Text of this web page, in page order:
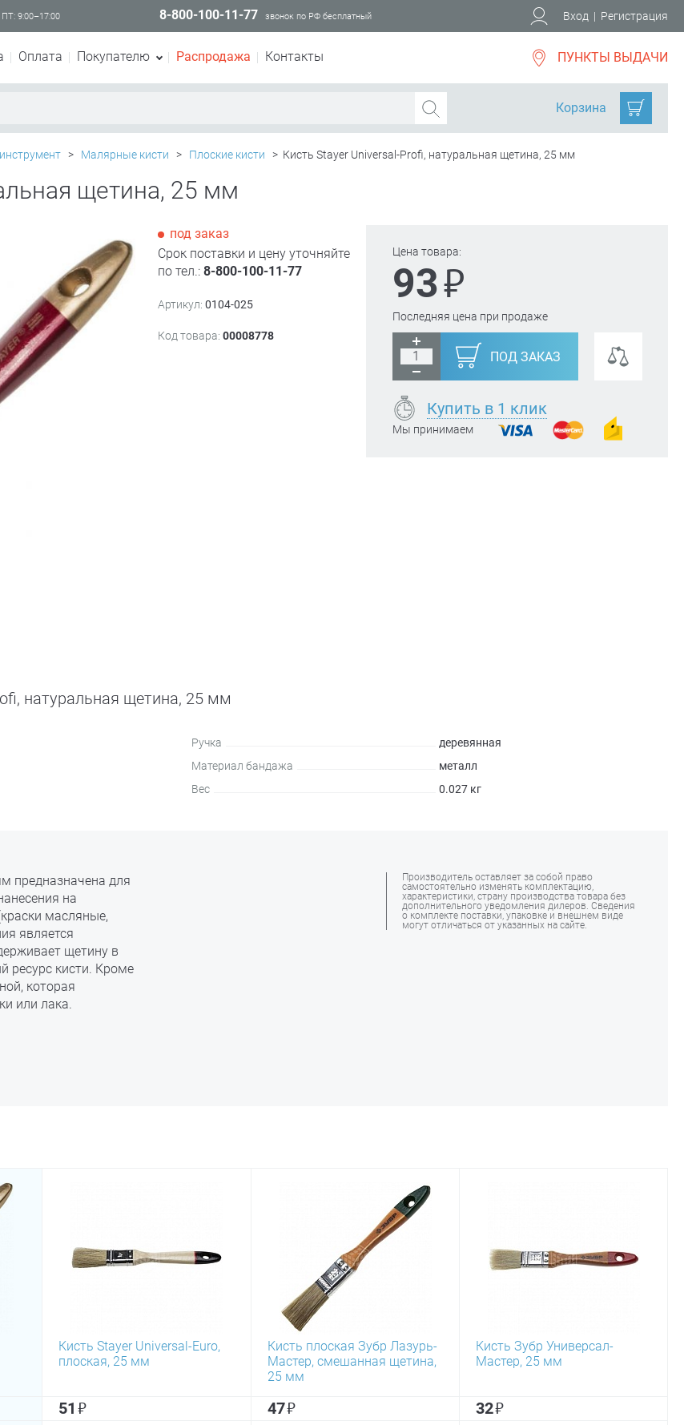
9:00–17:00 8-800-100-11-77 звонок по РФ бесплатный Вход | Регистрация
Оплата Покупателю Распродажа Контакты ПУНКТЫ ВЫДАЧИ
Корзина
> Малярные кисти > Плоские кисти > Кисть Stayer Universal-Profi, натуральная щетина, 25 мм
щетина, 25 мм
Цена товара:
93₽
Последняя цена при продаже
ПОД ЗАКАЗ
Купить в 1 клик
Мы принимаем
под заказ
Срок поставки и цену уточняйте
по тел.:8-800-100-11-77
Артикул: 0104-025
Код товара: 00008778
натуральная щетина, 25 мм
Ручка
деревянная
Материал бандажа
металл
Вес
0.027 кг
предназначена для
на
масляные,
является
щетину в
ресурс кисти. Кроме
которая
или лака.
Производитель оставляет за собой право
самостоятельно изменять комплектацию,
характеристики, страну производства товара без
дополнительного уведомления дилеров. Сведения
о комплекте поставки, упаковке и внешнем виде
могут отличаться от указанных на сайте.
Кисть Stayer Universal-Euro,
плоская, 25 мм
Кисть плоская Зубр Лазурь-
Мастер, смешанная щетина,
25 мм
Кисть Зубр Универсал-
Мастер, 25 мм
51 ₽ 47₽ 32₽